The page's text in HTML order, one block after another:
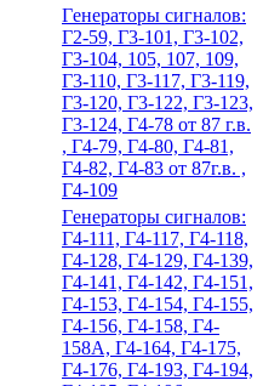
Гeнepaтopы cигнaлoв:
Г2-59, Г3-101, Г3-102,
Г3-104, 105, 107, 109,
Г3-110, Г3-117, Г3-119,
Г3-120, Г3-122, Г3-123,
Г3-124, Г4-78 от 87 г.в.
, Г4-79, Г4-80, Г4-81,
Г4-82, Г4-83 от 87г.в. ,
Г4-109
Гeнepaтopы cигнaлoв:
Г4-111, Г4-117, Г4-118,
Г4-128, Г4-129, Г4-139,
Г4-141, Г4-142, Г4-151,
Г4-153, Г4-154, Г4-155,
Г4-156, Г4-158, Г4-
158А, Г4-164, Г4-175,
Г4-176, Г4-193, Г4-194,